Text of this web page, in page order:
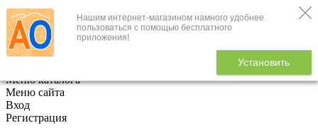
Нашим интернет-магазином намного удобнее
пользоваться с помощью бесплатного
приложения!
Установить
+7 (495) 646-888-1
В корзине
Меню каталога
Меню сайта
Вход
Регистрация